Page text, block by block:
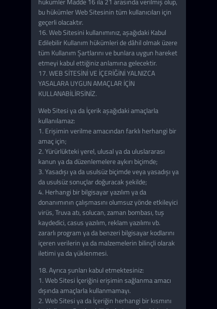
bu hükümler Web Sitesinin tüm kullanıcıları için
geçerli olacaktır.
16. Web Sitesini kullanımınız, aşağıdaki Kabul
Edilebilir Kullanım hükümleri de dâhil olmak üzere
tüm Kullanım Şartlarını ve bunlara uygun hareket
etmeyi kabul ettiğiniz anlamına gelecektir.
17. WEB SİTESİNİ VE İÇERİĞİNİ YALNIZCA
YASALARA UYGUN AMAÇLAR İÇİN
KULLANABİLİRSİNİZ.
Web Sitesi ya da İçerik aşağıdaki amaçlarla
kullanılamaz:
1. Erişimin verilme amacından farklı herhangi bir
amaç için;
2. Yürürlükteki yerel, ulusal ya da uluslararası
kanun ya da düzenlemelere aykırı biçimde;
3. Yasadışı ya da usulsüz biçimde veya yasadışı ya
da usulsüz sonuçlar doğuracak şekilde;
4. Herhangi bir bilgisayar yazılım ya da
donanımının çalışmasını olumsuz yönde etkileyici
virüs, Truva atı, solucan, zaman bombası, tuş
kaydedici, casus yazılım, reklam yazılımı vb.
zararlı program ya da benzeri bilgisayar kodlarını
içeren verilerin ya da malzemelerin bilinçli olarak
iletimi ya da yüklenmesi.
18. Ayrıca şunları kabul etmektesiniz:
1. Web Sitesi İçeriğini erişimin sağlanma amacı
dışında amaçlarla kullanmamayı.
2. Web Sitesi ya da İçeriğin herhangi bir kısmını